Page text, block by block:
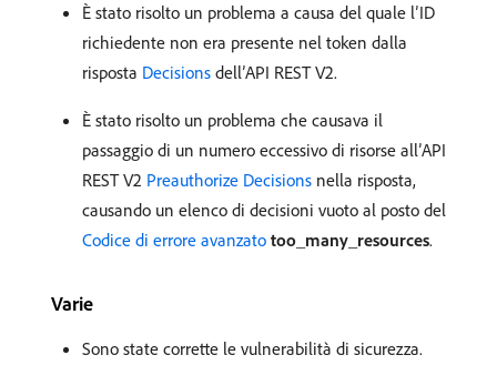
È stato risolto un problema a causa del quale l’ID
richiedente non era presente nel token dalla
risposta Decisions dell’API REST V2.
È stato risolto un problema che causava il
passaggio di un numero eccessivo di risorse all’API
REST V2 Preauthorize Decisions nella risposta,
causando un elenco di decisioni vuoto al posto del
Codice di errore avanzato too_many_resources.
Varie
Sono state corrette le vulnerabilità di sicurezza.